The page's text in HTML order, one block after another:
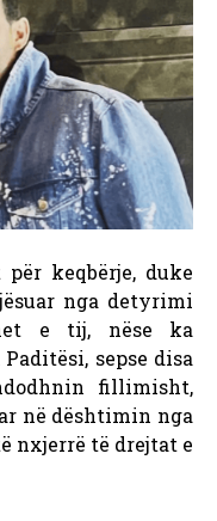
keqbërje, duke
nga detyrimi
e tij, nëse ka
sepse disa
fillimisht,
në dështimin nga
nxjerrë të drejtat e